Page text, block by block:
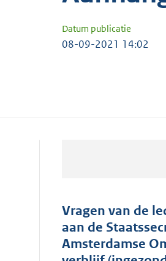
Datum publicatie
08-09-2021 14:02
Vragen van de
aan de
Amsterdamse